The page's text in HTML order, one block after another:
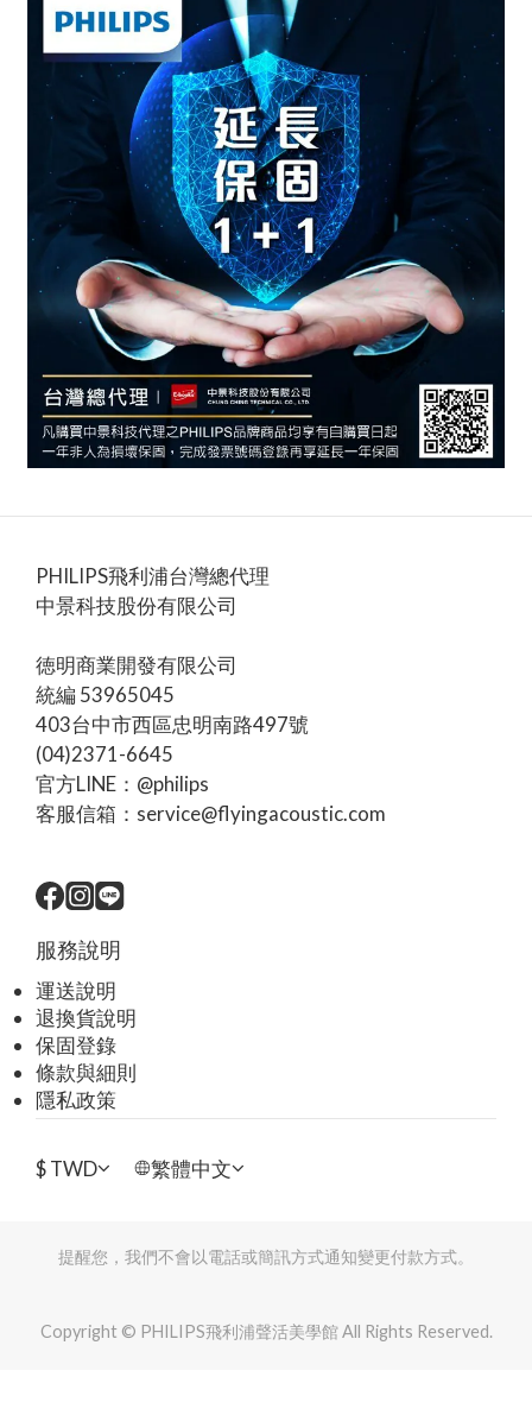
PHILIPS飛利浦台灣總代理
中景科技股份有限公司
徳明商業開發有限公司
統編 53965045
403台中市西區忠明南路497號
(04)2371-6645
官方LINE：@philips
客服信箱：service@flyingacoustic.com
服務說明
運送說明
退換貨說明
保固登錄
條款與細則
隱私政策
$TWD 繁體中文
提醒您，我們不會以電話或簡訊方式通知變更付款方式。
Copyright © PHILIPS飛利浦聲活美學館 All Rights Reserved.